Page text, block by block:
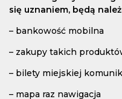
się uznaniem, będą
– bankowość mobilna
– zakupy takich
– bilety miejskiej
– mapa raz nawigacja